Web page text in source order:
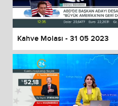
Kahve Molası - 31 05 2023